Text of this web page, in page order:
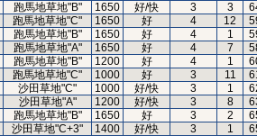
跑馬地草地"B" 1650 好/快 3 3
跑馬地草地"C" 1650 好 4 12
跑馬地草地"B" 1650 好 4 1
跑馬地草地"A" 1650 好 4 7
跑馬地草地"B" 1200 好 4 1
跑馬地草地"C" 1000 好 3 11
沙田草地"C" 1000 好/快 3 1
沙田草地"A" 1200 好/快 3 8
跑馬地草地"B" 1650 好 3 2
沙田草地"C+3" 1400 好/快 3 1